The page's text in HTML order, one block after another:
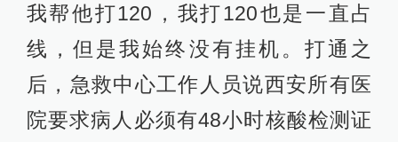
我帮他打120，我打120也是一直占
线，但是我始终没有挂机。打通之
后，急救中心工作人员说西安所有医
院要求病人必须有48小时核酸检测证